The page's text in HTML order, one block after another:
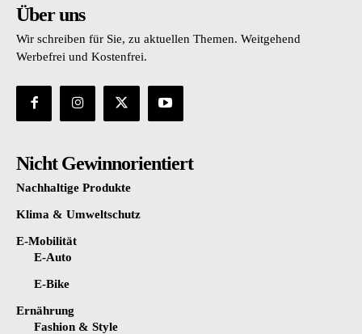
Über uns
Wir schreiben für Sie, zu aktuellen Themen. Weitgehend
Werbefrei und Kostenfrei.
Nicht Gewinnorientiert
Nachhaltige Produkte
Klima & Umweltschutz
E-Mobilität
E-Auto
E-Bike
Ernährung
Fashion & Style